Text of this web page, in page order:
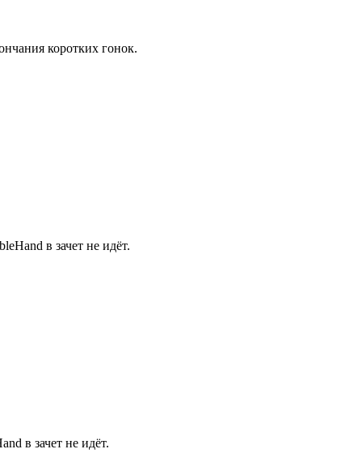
коротких гонок.
в зачет не идёт.
в зачет не идёт.